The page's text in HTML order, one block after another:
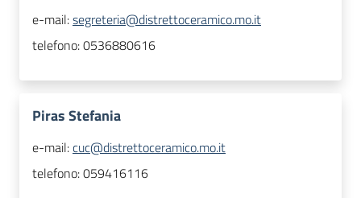
e-mail:segreteria@distrettoceramico.mo.it
telefono:0536880616
Piras Stefania
e-mail:cuc@distrettoceramico.mo.it
telefono:059416116